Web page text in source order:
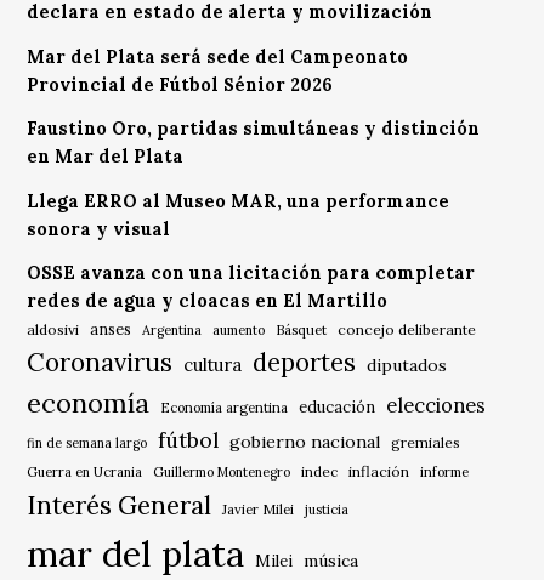
declara en estado de alerta y movilización
Mar del Plata será sede del Campeonato
Provincial de Fútbol Sénior 2026
Faustino Oro, partidas simultáneas y distinción
en Mar del Plata
Llega ERRO al Museo MAR, una performance
sonora y visual
OSSE avanza con una licitación para completar
redes de agua y cloacas en El Martillo
aldosivi anses Argentina aumento Básquet concejo deliberante
Coronavirus cultura deportes diputados
economía Economía argentina educación elecciones
fin de semana largo fútbol gobierno nacional gremiales
Guerra en Ucrania Guillermo Montenegro indec inflación informe
Interés General Javier Milei justicia
mar del plata Milei música